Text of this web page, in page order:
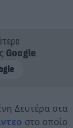
Google
Δευτέρα στα
στο οποίο